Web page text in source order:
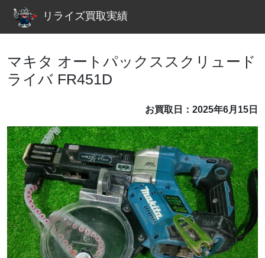
リライズ買取実績
マキタ オートパックススクリュード
ライバ FR451D
お買取日：2025年6月15日